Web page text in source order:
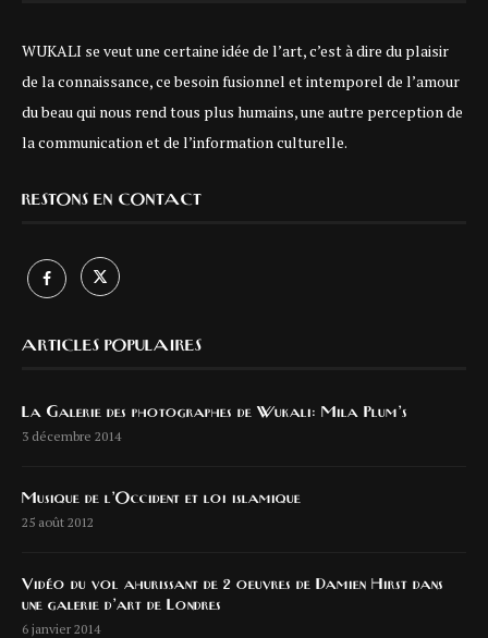
WUKALI se veut une certaine idée de l’art, c’est à dire du plaisir
de la connaissance, ce besoin fusionnel et intemporel de l’amour
du beau qui nous rend tous plus humains, une autre perception de
la communication et de l’information culturelle.
RESTONS EN CONTACT
ARTICLES POPULAIRES
La Galerie des photographes de Wukali: Mila Plum’s
3 décembre 2014
Musique de l’Occident et loi islamique
25 août 2012
Vidéo du vol ahurissant de 2 oeuvres de Damien Hirst dans
une galerie d’art de Londres
6 janvier 2014